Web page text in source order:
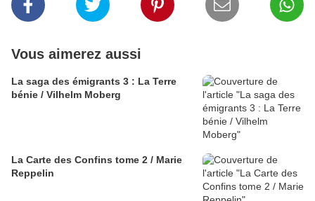
Vous aimerez aussi
La saga des émigrants 3 : La Terre
bénie / Vilhelm Moberg
La Carte des Confins tome 2 / Marie
Reppelin